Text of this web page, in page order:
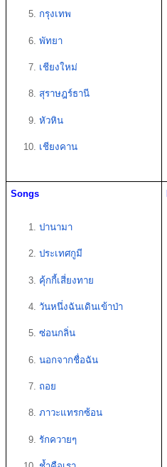
กรุงเทพ
พัทยา
เชียงใหม่
สุราษฎร์ธานี
หัวหิน
เชียงคาน
Songs
ปานามา
ประเทศกูมี
คุ้กกี้เสี่ยงทาย
วันหนึ่งฉันเดินเข้าป่า
ซ่อนกลิ่น
นอกจากชื่อฉัน
ถอย
ภาวะแทรกซ้อน
รักควายๆ